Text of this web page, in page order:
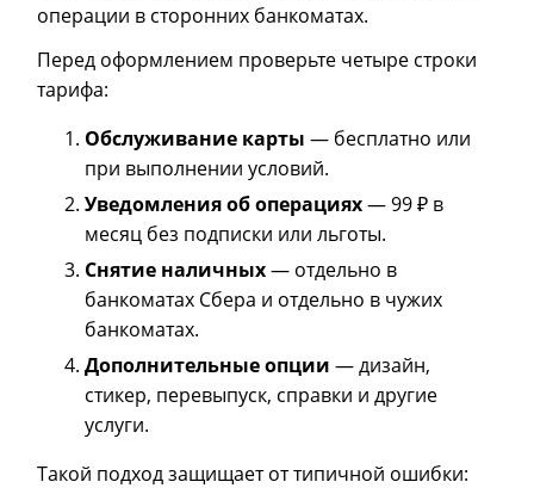
операции в сторонних банкоматах.
Перед оформлением проверьте четыре строки
тарифа:
Обслуживание карты — бесплатно или
при выполнении условий.
Уведомления об операциях— 99 ₽ в
месяц без подписки или льготы.
Снятие наличных— отдельно в
банкоматах Сбера и отдельно в чужих
банкоматах.
Дополнительные опции — дизайн,
стикер, перевыпуск, справки и другие
услуги.
Такой подход защищает от типичной ошибки: